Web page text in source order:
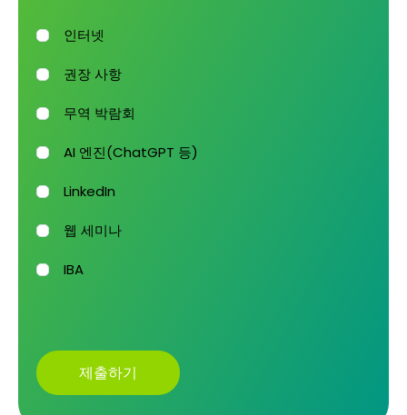
인터넷
권장 사항
무역 박람회
AI 엔진(ChatGPT 등)
LinkedIn
웹 세미나
IBA
제출하기